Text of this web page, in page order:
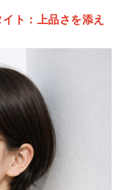
ト：上品さを添え